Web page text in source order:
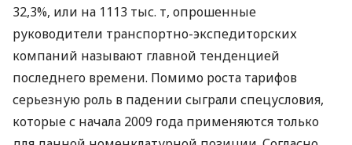
32,3%, или на 1113 тыс. т, опрошенные
руководители транспортно-экспедиторских
компаний называют главной тенденцией
последнего времени. Помимо роста тарифов
серьезную роль в падении сыграли спецусловия,
которые с начала 2009 года применяются только